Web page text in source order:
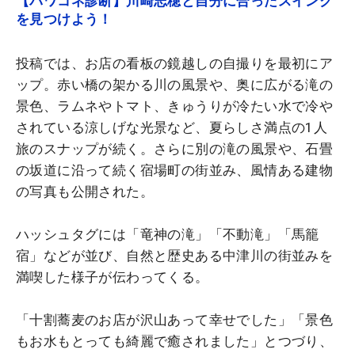
を見つけよう！
投稿では、お店の看板の鏡越しの自撮りを最初にア
ップ。赤い橋の架かる川の風景や、奥に広がる滝の
景色、ラムネやトマト、きゅうりが冷たい水で冷や
されている涼しげな光景など、夏らしさ満点の1人
旅のスナップが続く。さらに別の滝の風景や、石畳
の坂道に沿って続く宿場町の街並み、風情ある建物
の写真も公開された。
ハッシュタグには「竜神の滝」「不動滝」「馬籠
宿」などが並び、自然と歴史ある中津川の街並みを
満喫した様子が伝わってくる。
「十割蕎麦のお店が沢山あって幸せでした」「景色
もお水もとっても綺麗で癒されました」とつづり、